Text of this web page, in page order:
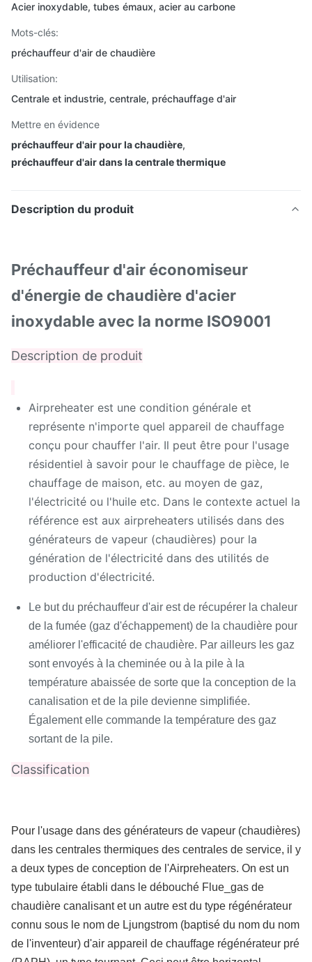
Acier inoxydable, tubes émaux, acier au carbone
Mots-clés:
préchauffeur d'air de chaudière
Utilisation:
Centrale et industrie, centrale, préchauffage d'air
Mettre en évidence
préchauffeur d'air pour la chaudière,
préchauffeur d'air dans la centrale thermique
Description du produit
Préchauffeur d'air économiseur
d'énergie de chaudière d'acier
inoxydable avec la norme ISO9001
Description de produit
Airpreheater est une condition générale et
représente n'importe quel appareil de chauffage
conçu pour chauffer l'air. Il peut être pour l'usage
résidentiel à savoir pour le chauffage de pièce, le
chauffage de maison, etc. au moyen de gaz,
l'électricité ou l'huile etc. Dans le contexte actuel la
référence est aux airpreheaters utilisés dans des
générateurs de vapeur (chaudières) pour la
génération de l'électricité dans des utilités de
production d'électricité.
Le but du préchauffeur d'air est de récupérer la chaleur
de la fumée (gaz d'échappement) de la chaudière pour
améliorer l'efficacité de chaudière. Par ailleurs les gaz
sont envoyés à la cheminée ou à la pile à la
température abaissée de sorte que la conception de la
canalisation et de la pile devienne simplifiée.
Également elle commande la température des gaz
sortant de la pile.
Classification
Pour l'usage dans des générateurs de vapeur (chaudières)
dans les centrales thermiques des centrales de service, il y
a deux types de conception de l'Airpreheaters. On est un
type tubulaire établi dans le débouché Flue_gas de
chaudière canalisant et un autre est du type régénérateur
connu sous le nom de Ljungstrom (baptisé du nom du nom
de l'inventeur) d'air appareil de chauffage régénérateur pré